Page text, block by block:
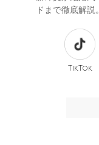
ドまで徹底解
TikTok